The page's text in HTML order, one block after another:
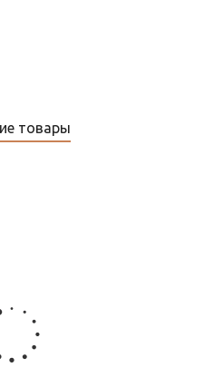
товары
электронный Теплоресурс
330